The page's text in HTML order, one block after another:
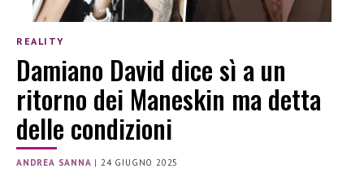
REALITY
Damiano David dice sì a un
ritorno dei Maneskin ma detta
delle condizioni
ANDREA SANNA |24 GIUGNO 2025